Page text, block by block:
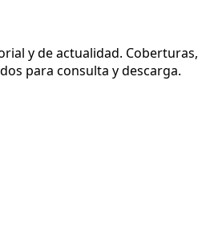
y de actualidad. Coberturas,
para consulta y descarga.